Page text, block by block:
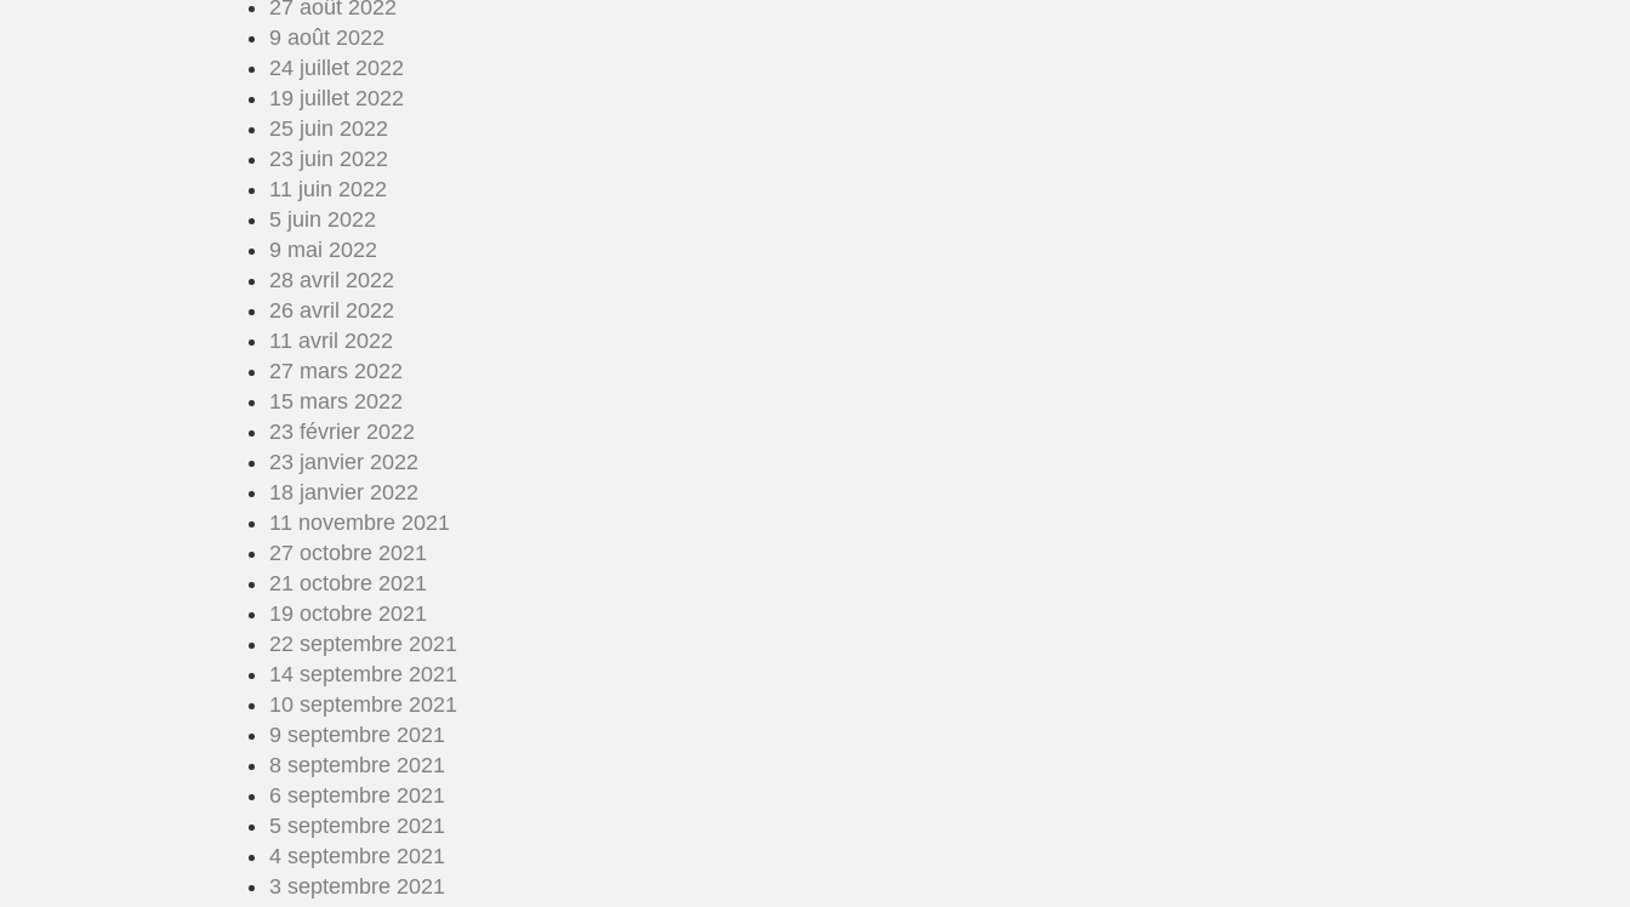
27 août 2022
9 août 2022
24 juillet 2022
19 juillet 2022
25 juin 2022
23 juin 2022
11 juin 2022
5 juin 2022
9 mai 2022
28 avril 2022
26 avril 2022
11 avril 2022
27 mars 2022
15 mars 2022
23 février 2022
23 janvier 2022
18 janvier 2022
11 novembre 2021
27 octobre 2021
21 octobre 2021
19 octobre 2021
22 septembre 2021
14 septembre 2021
10 septembre 2021
9 septembre 2021
8 septembre 2021
6 septembre 2021
5 septembre 2021
4 septembre 2021
3 septembre 2021